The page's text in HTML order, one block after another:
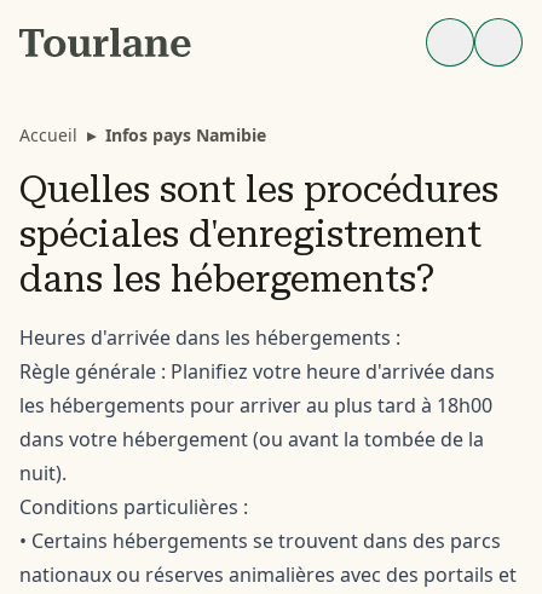
Accueil ▸ Infos pays Namibie
Quelles sont les procédures
spéciales d'enregistrement
dans les hébergements?
Heures d'arrivée dans les hébergements :
Règle générale : Planifiez votre heure d'arrivée dans
les hébergements pour arriver au plus tard à 18h00
dans votre hébergement (ou avant la tombée de la
nuit).
Conditions particulières :
• Certains hébergements se trouvent dans des parcs
nationaux ou réserves animalières avec des portails et